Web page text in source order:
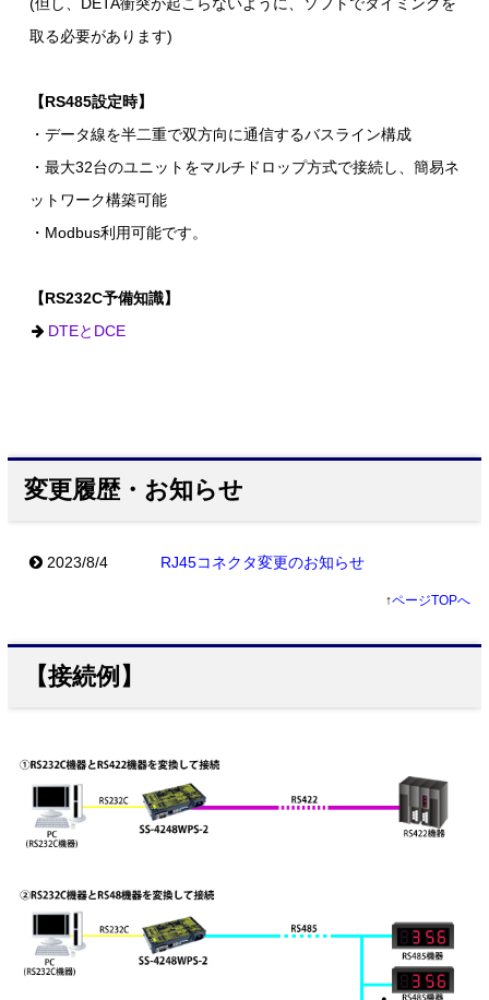
(但し、DETA衝突が起こらないように、ソフトでタイミングを
取る必要があります)
【RS485設定時】
・データ線を半二重で双方向に通信するバスライン構成
・最大32台のユニットをマルチドロップ方式で接続し、簡易ネ
ットワーク構築可能
・Modbus利用可能です。
【RS232C予備知識】
DTEとDCE
変更履歴・お知らせ
2023/8/4 RJ45コネクタ変更のお知らせ
↑ページTOPへ
【接続例】